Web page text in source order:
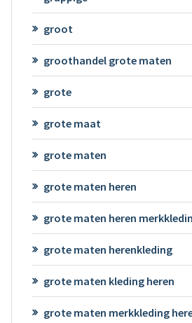
groot
groothandel grote maten
grote
grote maat
grote maten
grote maten heren
grote maten heren
grote maten herenkleding
grote maten kleding heren
grote maten merkkleding